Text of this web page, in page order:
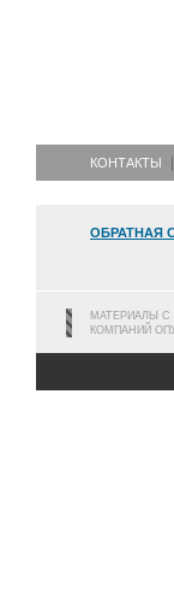
КОНТАКТЫ
ОБРАТНАЯ
МАТЕРИАЛЫ С
КОМПАНИЙ